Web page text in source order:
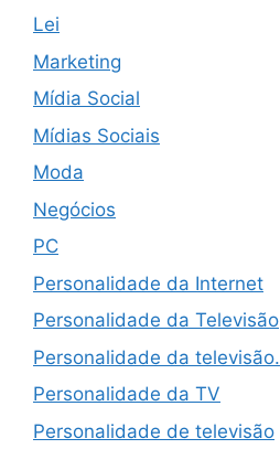
Lei
Marketing
Mídia Social
Mídias Sociais
Moda
Negócios
PC
Personalidade da Internet
Personalidade da Televisão
Personalidade da televisão.
Personalidade da TV
Personalidade de televisão